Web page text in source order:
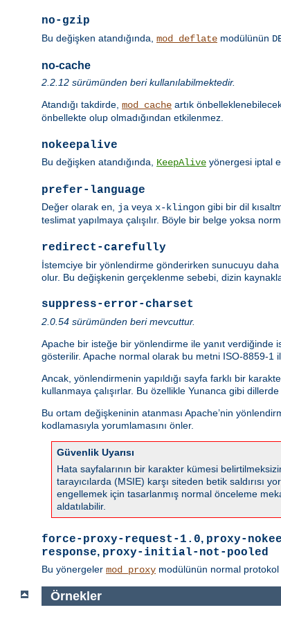
no-gzip
Bu değişken atandığında, mod_deflate modülünün
no-cache
2.2.12 sürümünden beri kullanılabilmektedir.
Atandığı takdirde, mod_cache artık
önbellekte olup olmadığından etkilenmez.
nokeepalive
Bu değişken atandığında, KeepAlive yönergesi iptal
prefer-language
Değer olarak en, ja veya x-klingon gibi bir dil
teslimat yapılmaya çalışılır. Böyle bir belge yoksa
redirect-carefully
İstemciye bir yönlendirme gönderirken sunucuyu
olur. Bu değişkenin gerçeklenme sebebi, dizin
suppress-error-charset
2.0.54 sürümünden beri mevcuttur.
Apache bir isteğe bir yönlendirme ile yanıt verdiğinde
gösterilir. Apache normal olarak bu metni ISO-8859-1
Ancak, yönlendirmenin yapıldığı sayfa farklı bir
kullanmaya çalışırlar. Bu özellikle Yunanca gibi
Bu ortam değişkeninin atanması Apache’nin
kodlamasıyla yorumlamasını önler.
Güvenlik Uyarısı
Hata sayfalarının bir karakter kümesi
tarayıcılarda (MSIE) karşı siteden betik saldırısı
engellemek için tasarlanmış normal önceleme
aldatılabilir.
force-proxy-request-1.0, proxy-
response, proxy-initial-not-pooled
Bu yönergeler mod_proxy modülünün normal protokol
Örnekler